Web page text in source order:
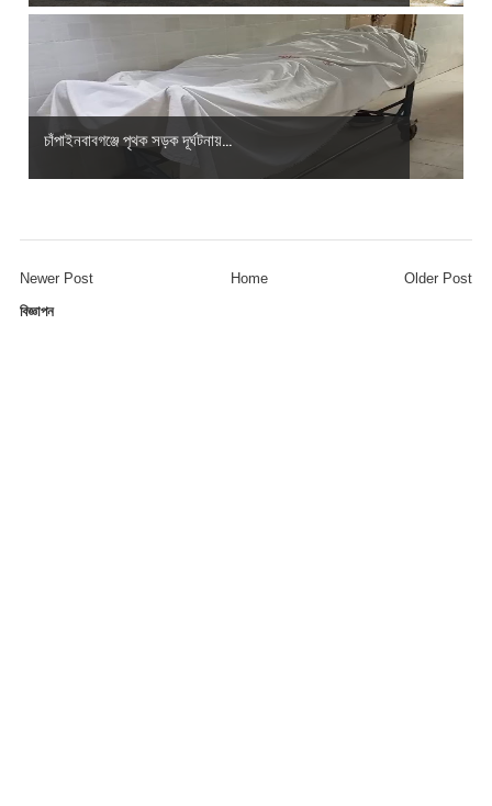
চাঁপাইনবাবগঞ্জে পৃথক সড়ক দূর্ঘটনায়...
Newer Post Older Post
Home
বিজ্ঞাপন